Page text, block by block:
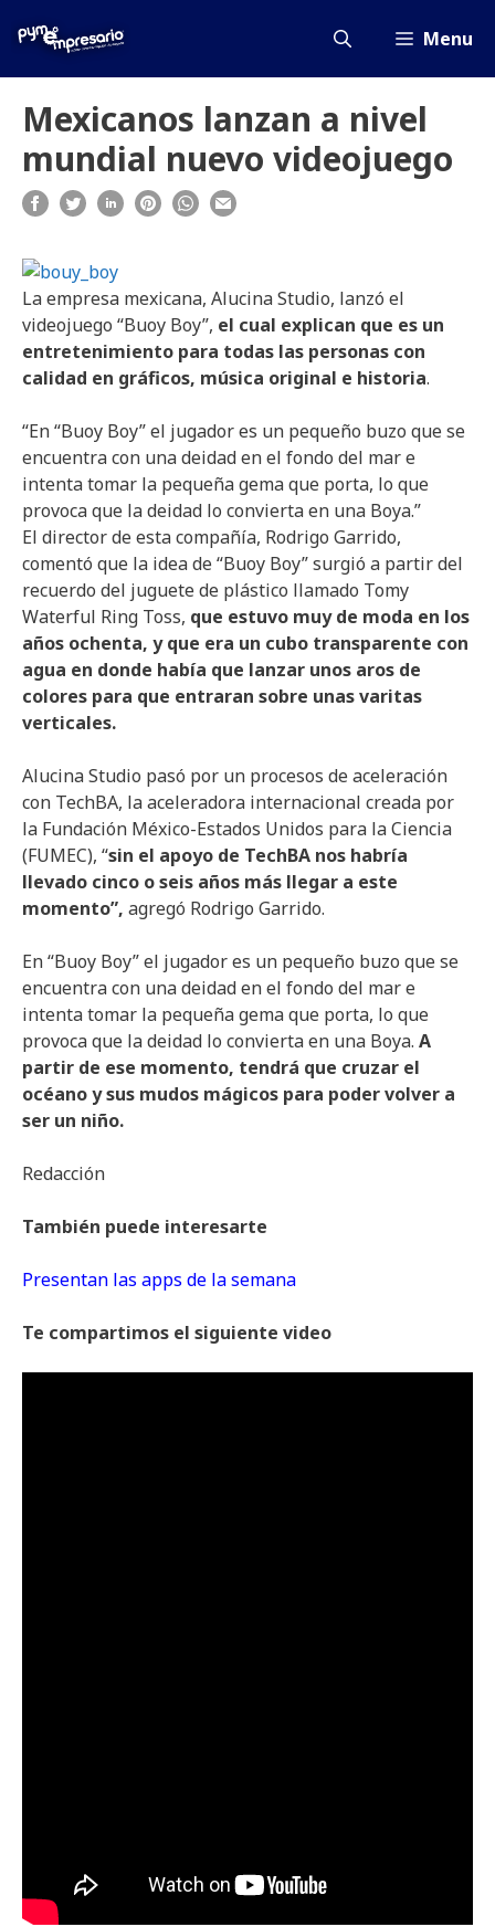
Menu
Mexicanos lanzan a nivel
mundial nuevo videojuego
La empresa mexicana, Alucina Studio, lanzó el
videojuego “Buoy Boy”, el cual explican que es un
entretenimiento para todas las personas con
calidad en gráficos, música original e historia.
“En “Buoy Boy” el jugador es un pequeño buzo que se
encuentra con una deidad en el fondo del mar e
intenta tomar la pequeña gema que porta, lo que
provoca que la deidad lo convierta en una Boya.”
El director de esta compañía, Rodrigo Garrido,
comentó que la idea de “Buoy Boy” surgió a partir del
recuerdo del juguete de plástico llamado Tomy
Waterful Ring Toss, que estuvo muy de moda en los
años ochenta, y que era un cubo transparente con
agua en donde había que lanzar unos aros de
colores para que entraran sobre unas varitas
verticales.
Alucina Studio pasó por un procesos de aceleración
con TechBA, la aceleradora internacional creada por
la Fundación México-Estados Unidos para la Ciencia
(FUMEC), “sin el apoyo de TechBA nos habría
llevado cinco o seis años más llegar a este
momento”, agregó Rodrigo Garrido.
En “Buoy Boy” el jugador es un pequeño buzo que se
encuentra con una deidad en el fondo del mar e
intenta tomar la pequeña gema que porta, lo que
provoca que la deidad lo convierta en una Boya. A
partir de ese momento, tendrá que cruzar el
océano y sus mudos mágicos para poder volver a
ser un niño.
Redacción
También puede interesarte
Presentan las apps de la semana
Te compartimos el siguiente video